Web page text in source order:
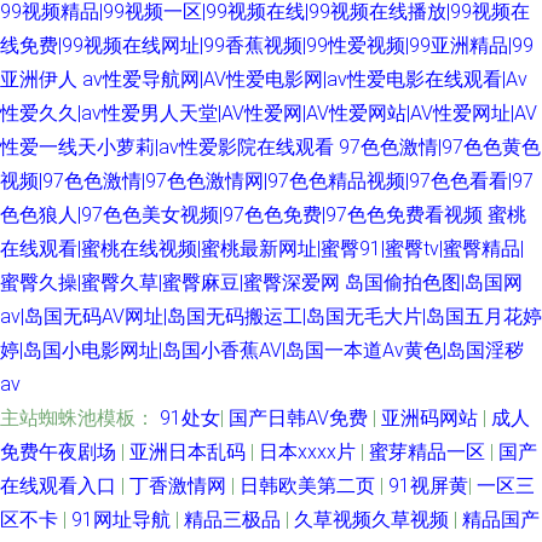
99视频精品|99视频一区|99视频在线|99视频在线播放|99视频在
线免费|99视频在线网址|99香蕉视频|99性爱视频|99亚洲精品|99
亚洲伊人 av性爱导航网|AV性爱电影网|av性爱电影在线观看|Av
性爱久久|av性爱男人天堂|AV性爱网|AV性爱网站|AV性爱网址|AV
性爱一线天小萝莉|av性爱影院在线观看 97色色激情|97色色黄色
视频|97色色激情|97色色激情网|97色色精品视频|97色色看看|97
色色狼人|97色色美女视频|97色色免费|97色色免费看视频 蜜桃
在线观看|蜜桃在线视频|蜜桃最新网址|蜜臀91|蜜臀tv|蜜臀精品|
蜜臀久操|蜜臀久草|蜜臀麻豆|蜜臀深爱网 岛国偷拍色图|岛国网
av|岛国无码AV网址|岛国无码搬运工|岛国无毛大片|岛国五月花婷
婷|岛国小电影网址|岛国小香蕉AV|岛国一本道Av黄色|岛国淫秽
av
主站蜘蛛池模板： 91处女| 国产日韩AV免费 | 亚洲码网站 | 成人
免费午夜剧场 | 亚洲日本乱码 | 日本xxxx片 | 蜜芽精品一区 | 国产
在线观看入口 | 丁香激情网 | 日韩欧美第二页 | 91视屏黄| 一区三
区不卡 | 91网址导航 | 精品三极品 | 久草视频久草视频 | 精品国产